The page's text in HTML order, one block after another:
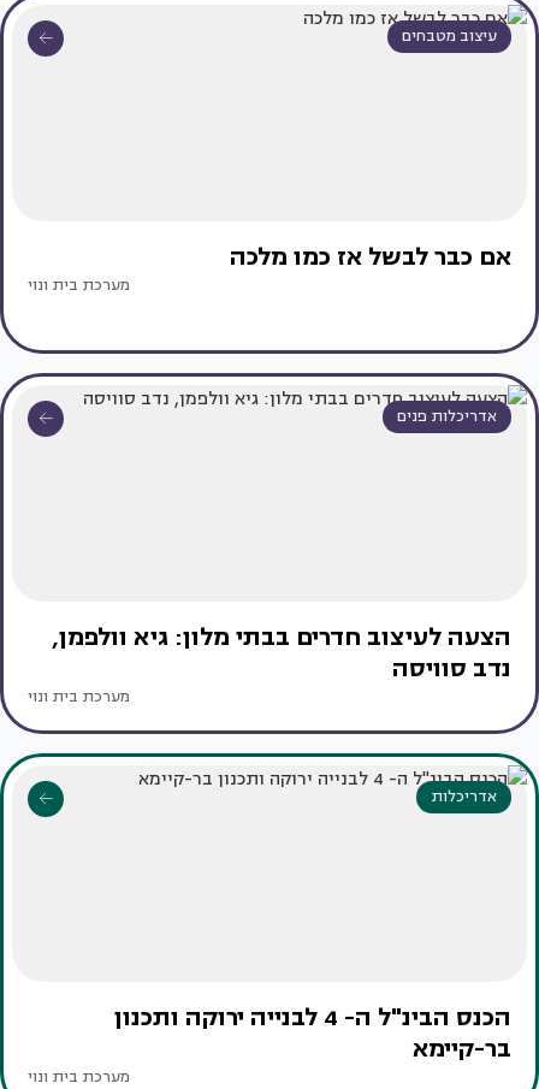
עיצוב מטבחים
אם כבר לבשל אז כמו מלכה
מערכת בית ונוי
אדריכלות פנים
הצעה לעיצוב חדרים בבתי מלון: גיא וולפמן,
נדב סוויסה
מערכת בית ונוי
אדריכלות
הכנס הבינ"ל ה- 4 לבנייה ירוקה ותכנון
בר-קיימא
מערכת בית ונוי